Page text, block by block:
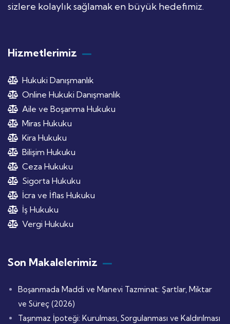
sizlere kolaylık sağlamak en büyük hedefimiz.
Hizmetlerimiz
Hukuki Danışmanlık
Online Hukuki Danışmanlık
Aile ve Boşanma Hukuku
Miras Hukuku
Kira Hukuku
Bilişim Hukuku
Ceza Hukuku
Sigorta Hukuku
İcra ve İflas Hukuku
İş Hukuku
Vergi Hukuku
Son Makalelerimiz
Boşanmada Maddi ve Manevi Tazminat: Şartlar, Miktar
ve Süreç (2026)
Taşınmaz İpoteği: Kurulması, Sorgulanması ve Kaldırılması